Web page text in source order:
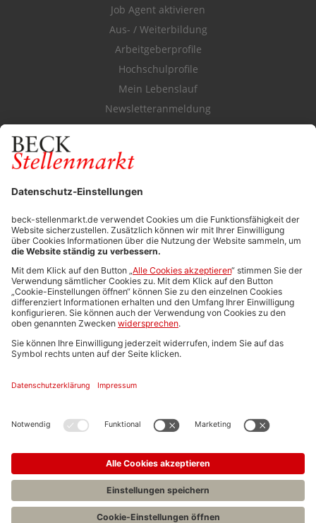
Job Agent aktivieren
Aus- / Weiterbildung
Arbeitgeberprofile
Hochschulprofile
Mein Lebenslauf
Newsletteranmeldung
Durchsuchen Sie den Stellenkatalog
FÜR ARBEITGEBER
Stellenmarktpreise
Anzeigen-AGB
Media-Daten
Newsletteranmeldung
Produktübersicht
ALLGEMEIN
FAQs
Impressum
Stellenangebote C.H.BECK